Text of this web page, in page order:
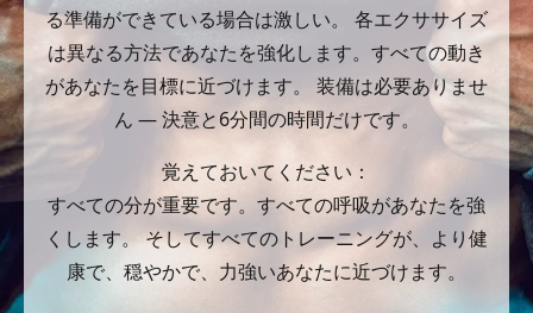
る準備ができている場合は激しい。 各エクササイズ
は異なる方法であなたを強化します。すべての動き
があなたを目標に近づけます。 装備は必要ありませ
ん — 決意と6分間の時間だけです。
覚えておいてください：
すべての分が重要です。すべての呼吸があなたを強
くします。 そしてすべてのトレーニングが、より健
康で、穏やかで、力強いあなたに近づけます。